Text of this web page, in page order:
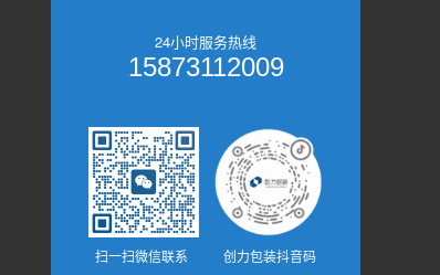
24小时服务热线
15873112009
扫一扫微信联系 创力包装抖音码